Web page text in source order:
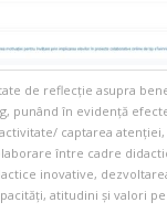
de reflecție asupra
punând în evidență
captarea atenției,
între cadre
inovative,
atitudini și valori